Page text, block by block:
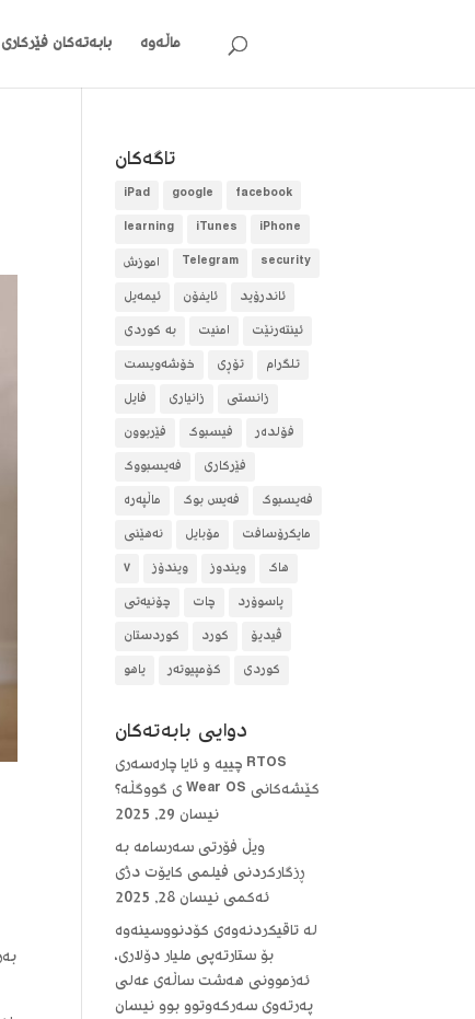
ماڵەوە بابەتەکان
تاگه‌كان
facebook
google
iPad
iPhone
iTunes
learning
security
Telegram
آموزش
ئاندرۆید
ئایفۆن
ئیمەیل
ئینتەرنێت
امنیت
بە کوردی
تلگرام
تۆڕی
خۆشەویست
زانستی
زانیاری
فایل
فۆلده‌ر
فیسبوک
فێربوون
فێرکاری
فەیسبووک
فەیسبوک
فەیس بوک
ماڵپەرە
مایکرۆسافت
مۆبایل
نەهێنی
هاک
ویندوز ویندۆز
٧
پاسوۆرد
چات
چۆنیەتی
ڤیدیۆ
کورد
کوردستان
کوردی
کۆمپیوتەر یاهو
دوایی بابه‌ته‌كان
RTOS چییە و ئایا چارەسەری
کێشەکانی Wear OS ی گووگڵە؟
نیسان 29, 2025
ویڵ فۆرتی سەرسامە بە
ڕزگارکردنی فیلمی کایۆت دژی
ئەکمی نیسان 28, 2025
لە تاقیکردنەوەی کۆدنووسینەوە
بۆ ستارتەپی ملیار دۆلاری،
ئەزموونی هەشت ساڵەی عەلی
پەرتەوی سەرکەوتوو بوو نیسان